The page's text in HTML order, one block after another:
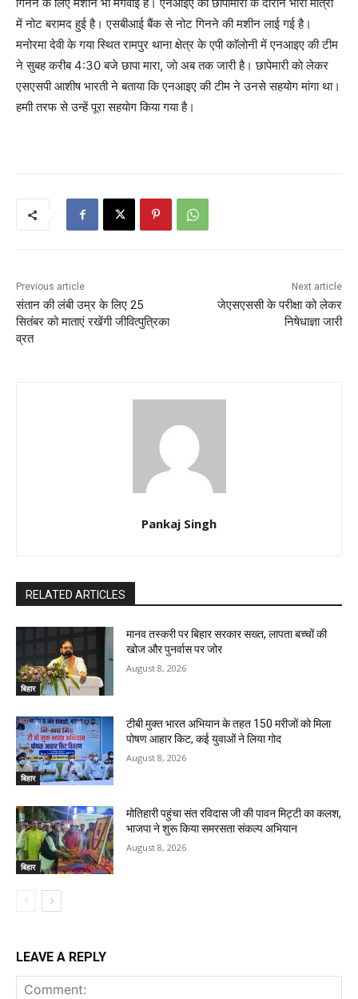
में नोट बरामद हुई है। एसबीआई बैंक से नोट गिनने की मशीन लाई गई है।
मनोरमा देवी के गया स्थित रामपुर थाना क्षेत्र के एपी काॅलाेनी में एनआइए की टीम
ने सुबह करीब 4:30 बजे छापा मारा, जाे अब तक जारी है। छापेमारी काे लेकर
एसएसपी आशीष भारती ने बताया कि एनआइए की टीम ने उनसे सहयोग मांगा था।
हमाी तरफ से उन्हें पूरा सहयाेग किया गया है।
Previous article
संतान की लंबी उम्र के लिए 25
सितंबर को माताएं रखेंगी जीवित्पुत्रिका
व्रत
Next article
जेएसएससी के परीक्षा को लेकर
निषेधाज्ञा जारी
Pankaj Singh
RELATED ARTICLES
बिहार
मानव तस्करी पर बिहार सरकार सख्त, लापता बच्चों की
खोज और पुनर्वास पर जोर
August 8, 2026
बिहार
टीबी मुक्त भारत अभियान के तहत 150 मरीजों को मिला
पोषण आहार किट, कई युवाओं ने लिया गोद
August 8, 2026
बिहार
मोतिहारी पहुंचा संत रविदास जी की पावन मिट्टी का कलश,
भाजपा ने शुरू किया समरसता संकल्प अभियान
August 8, 2026
LEAVE A REPLY